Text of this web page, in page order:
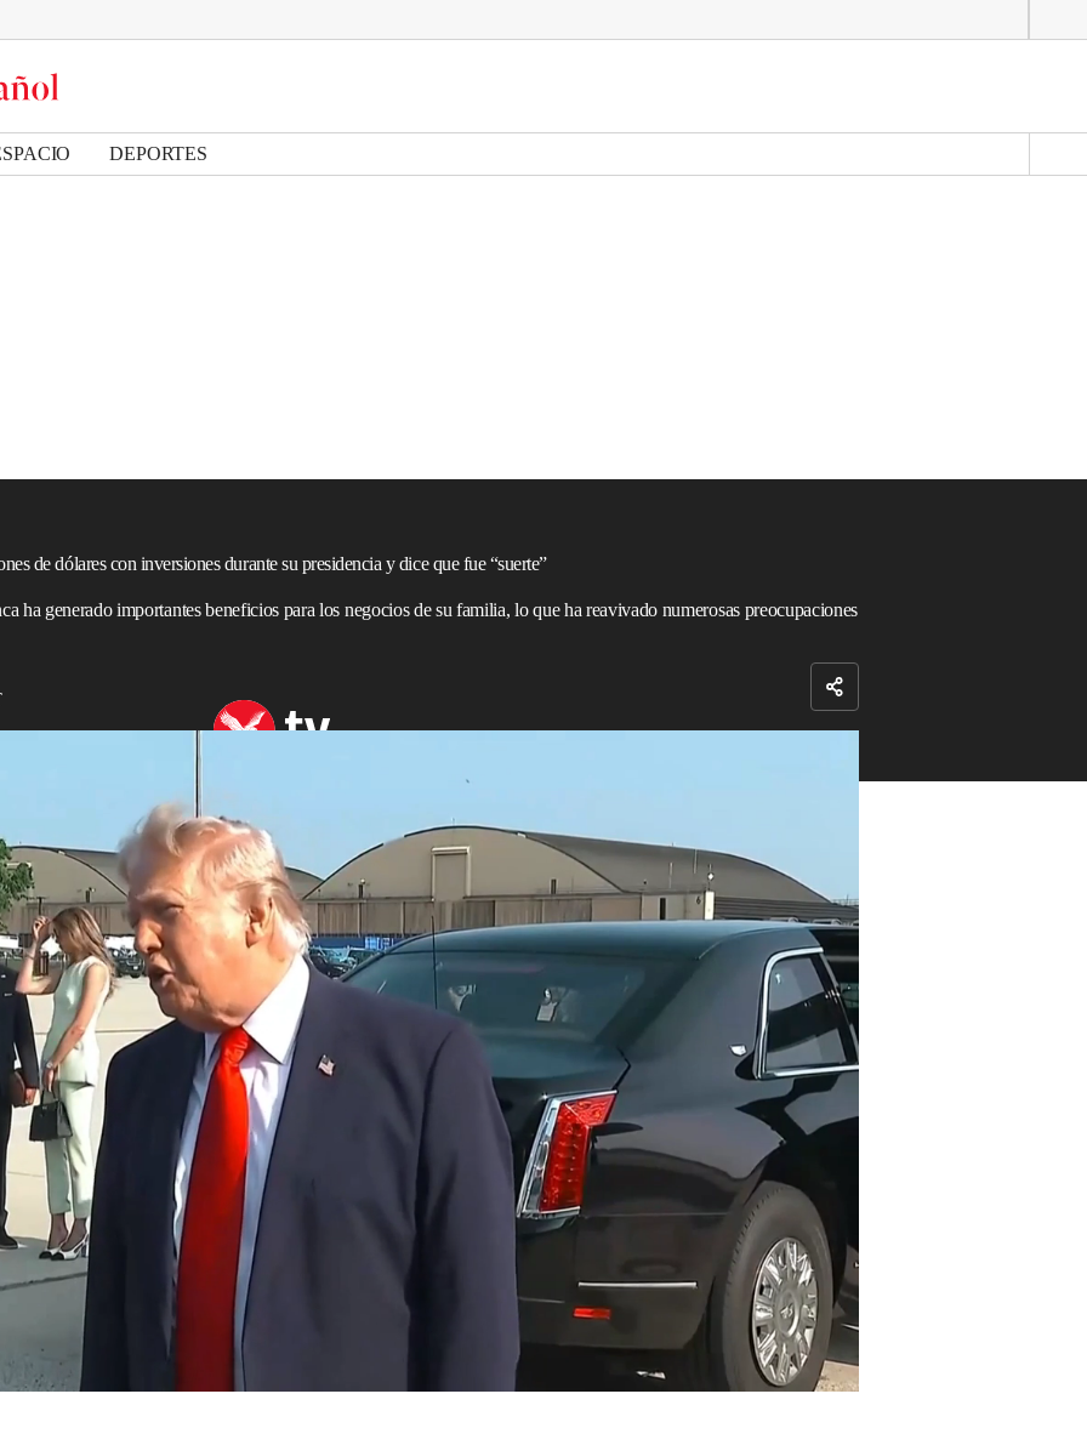
DEPORTES
de dólares con inversiones durante su presidencia y dice que fue “suerte”
ha generado importantes beneficios para los negocios de su familia, lo que ha reavivado numerosas preocupaciones
que no tuvo ninguna participación en laganancia
declaraciones financieras y sostuvo que ese incremento
de asesores financieros, no de acciones deliberadas
lo acompañaban en un viaje a Dakota del Norte, y
a pocos metros de distancia, el mandatario afirmó
personales porque tiene "personas que
Ellos invierten mi dinero y yo no hablo con ellos. Ni
por primera vez el nuevo Air Force One rumbo a